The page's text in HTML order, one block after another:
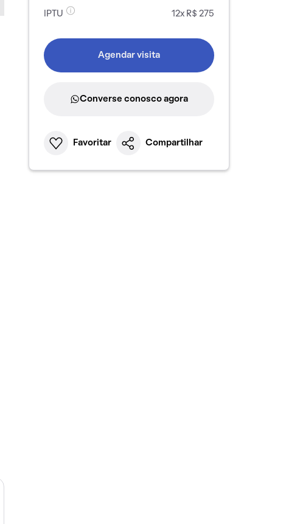
IPTU 12x R$ 275
Agendar visita
Converse conosco agora
Favoritar Compartilhar